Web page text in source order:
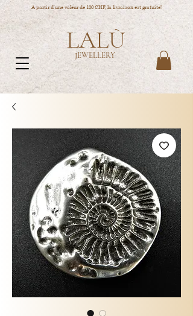
A partir d'une valeur de 100 CHF, la livraison est gratuite!
LALÙ
JEWELLERY